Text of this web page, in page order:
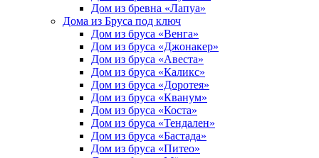
Дом из бревна «Лапуа»
Дома из Бруса под ключ
Дом из бруса «Венга»
Дом из бруса «Джонакер»
Дом из бруса «Авеста»
Дом из бруса «Каликс»
Дом из бруса «Доротея»
Дом из бруса «Кванум»
Дом из бруса «Коста»
Дом из бруса «Тендален»
Дом из бруса «Бастада»
Дом из бруса «Питео»